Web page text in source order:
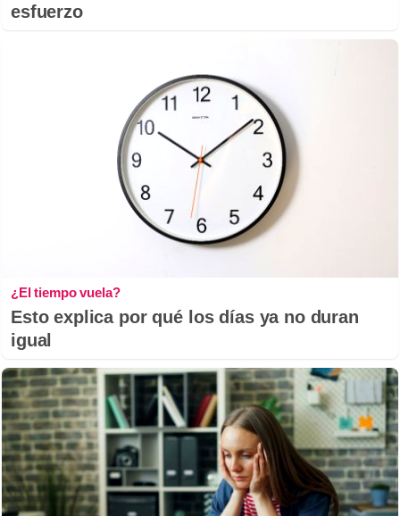
esfuerzo
¿El tiempo vuela?
Esto explica por qué los días ya no duran
igual